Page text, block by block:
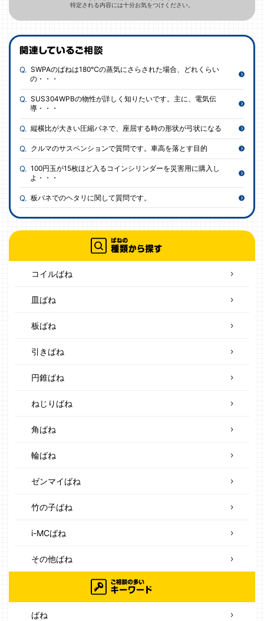
特定される内容には十分お気をつけください。
SWPAのばねは180℃の蒸気にさらされた場合、どれくらい
の・・・
SUS304WPBの物性が詳しく知りたいです。主に、電気伝
導・・・
縦横比が大きい圧縮バネで、座屈する時の形状が弓状になる
クルマのサスペンションで質問です。車高を落とす目的
100円玉が15枚ほど入るコインシリンダーを災害用に購入し
よ・・・
板バネでのヘタリに関して質問です。
コイルばね
皿ばね
板ばね
引きばね
円錐ばね
ねじりばね
角ばね
輪ばね
ゼンマイばね
竹の子ばね
i-MCばね
その他ばね
ばね